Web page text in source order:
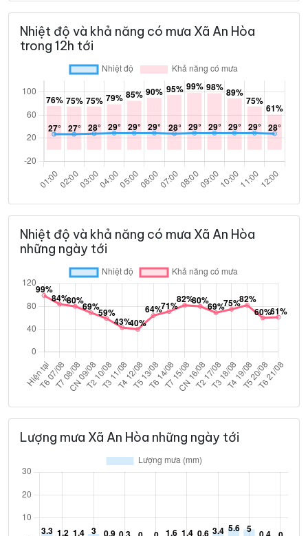
Nhiệt độ và khả năng có mưa Xã An Hòa
trong 12h tới
Nhiệt độ và khả năng có mưa Xã An Hòa
những ngày tới
Lượng mưa Xã An Hòa những ngày tới